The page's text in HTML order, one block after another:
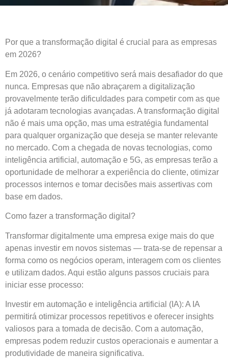
Por que a transformação digital é crucial para as empresas
em 2026?
Em 2026, o cenário competitivo será mais desafiador do que
nunca. Empresas que não abraçarem a digitalização
provavelmente terão dificuldades para competir com as que
já adotaram tecnologias avançadas. A transformação digital
não é mais uma opção, mas uma estratégia fundamental
para qualquer organização que deseja se manter relevante
no mercado. Com a chegada de novas tecnologias, como
inteligência artificial, automação e 5G, as empresas terão a
oportunidade de melhorar a experiência do cliente, otimizar
processos internos e tomar decisões mais assertivas com
base em dados.
Como fazer a transformação digital?
Transformar digitalmente uma empresa exige mais do que
apenas investir em novos sistemas — trata-se de repensar a
forma como os negócios operam, interagem com os clientes
e utilizam dados. Aqui estão alguns passos cruciais para
iniciar esse processo:
Investir em automação e inteligência artificial (IA): A IA
permitirá otimizar processos repetitivos e oferecer insights
valiosos para a tomada de decisão. Com a automação,
empresas podem reduzir custos operacionais e aumentar a
produtividade de maneira significativa.